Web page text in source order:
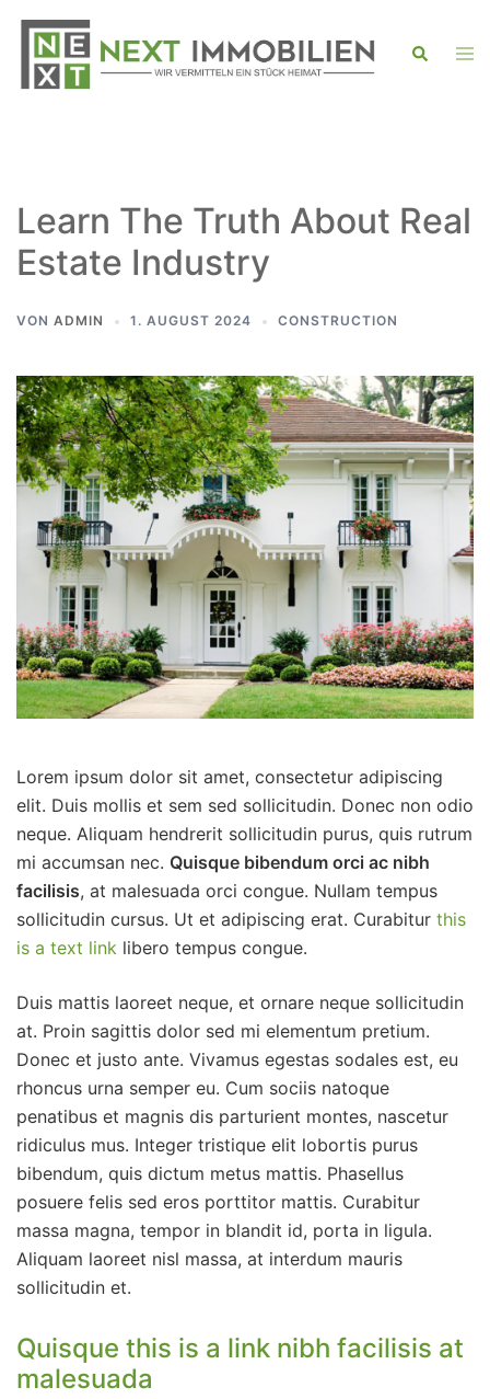
Inhalt
springen
Suche
Learn The Truth About Real
Estate Industry
VON ADMIN 1. AUGUST 2024 CONSTRUCTION
Lorem ipsum dolor sit amet, consectetur adipiscing
elit. Duis mollis et sem sed sollicitudin. Donec non odio
neque. Aliquam hendrerit sollicitudin purus, quis rutrum
mi accumsan nec. Quisque bibendum orci ac nibh
facilisis, at malesuada orci congue. Nullam tempus
sollicitudin cursus. Ut et adipiscing erat. Curabitur this
is a text link libero tempus congue.
Duis mattis laoreet neque, et ornare neque sollicitudin
at. Proin sagittis dolor sed mi elementum pretium.
Donec et justo ante. Vivamus egestas sodales est, eu
rhoncus urna semper eu. Cum sociis natoque
penatibus et magnis dis parturient montes, nascetur
ridiculus mus. Integer tristique elit lobortis purus
bibendum, quis dictum metus mattis. Phasellus
posuere felis sed eros porttitor mattis. Curabitur
massa magna, tempor in blandit id, porta in ligula.
Aliquam laoreet nisl massa, at interdum mauris
sollicitudin et.
Quisque this is a link nibh facilisis at
malesuada